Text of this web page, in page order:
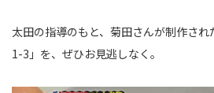
太田の指導のもと、菊田さんが制作さ
1-3」を、ぜひお見逃しなく。